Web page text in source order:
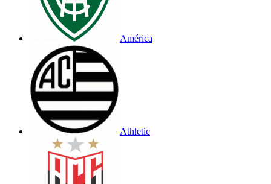
América
Athletic